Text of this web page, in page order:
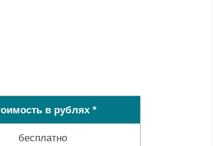
в рублях *
бесплатно